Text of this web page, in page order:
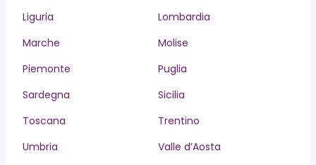
Liguria
Lombardia
Marche
Molise
Piemonte
Puglia
Sardegna
Sicilia
Toscana
Trentino
Umbria
Valle d’Aosta